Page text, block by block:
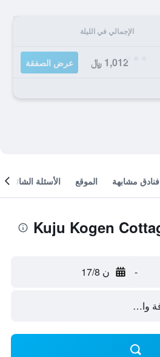
الإجمالي في الليلة
1,012 ﷼ عرض الصفقة
فنادق مشابهة الموقع الأسئلة الشائعة
- ن 17/8